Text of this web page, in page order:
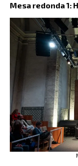
Mesa redonda 1: